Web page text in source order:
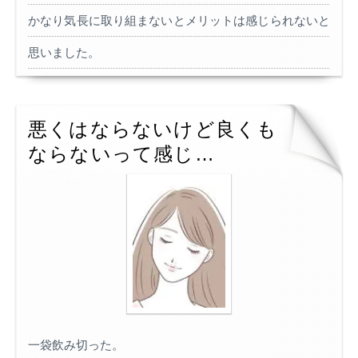
かなり気長に取り組まないとメリットは感じられないと
思いました。
悪くはならないけど良くも
ならないって感じ…
一袋飲み切った。